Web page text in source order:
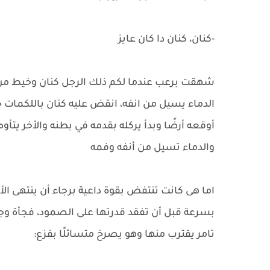
-كنان، كنان دا كان عايز
شهقت برعب عندما لكم ذلك الرجل كنان وخيط
الدماء يسيل من انفه، انقض عليه كنان باللكمات
أوقعه أرضًا وبدأ يركله بقدمه في بطنه والأخر
والدماء تسيل من أنفه وفمه
اما هى كانت تنتفض بقوة داعية برجاء أن ينتهى
بسرعة قبل أن تفقد قدرتها على الصمود، فجأة
تامر يقترب منها وهو يصرخ متسائلًا بفزع: